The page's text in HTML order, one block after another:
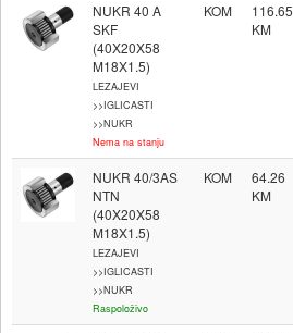
NUKR 40 A
SKF
(40X20X58
M18X1.5)
LEZAJEVI
>>IGLICASTI
>>NUKR
Nema na stanju
KOM 116.65
NUKR 40/3AS
NTN
(40X20X58
M18X1.5)
LEZAJEVI
>>IGLICASTI
>>NUKR
Raspoloživo
KOM 64.26